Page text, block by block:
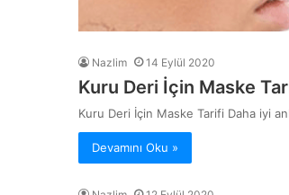
Nazlim 14 Eylül 2020
Kuru Deri İçin Maske
Kuru Deri İçin Maske Tarifi Daha iyi
Devamını Oku »